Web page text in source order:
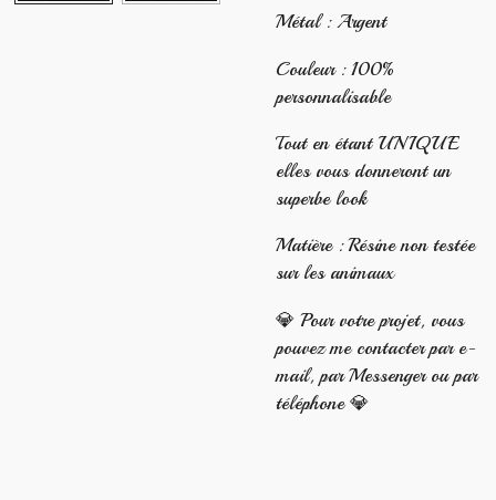
Métal : Argent
Couleur : 100%
personnalisable
Tout en étant UNIQUE
elles vous donneront un
superbe look
Matière : Résine non testée
sur les animaux
💎 Pour votre projet, vous
pouvez me contacter par e-
mail, par Messenger ou par
téléphone 💎